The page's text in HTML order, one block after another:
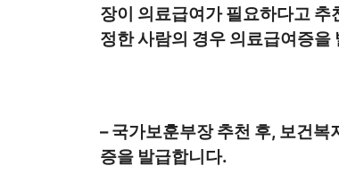
장이 의료급여가 필요하다고
정한 사람의 경우 의료급여증을
– 국가보훈부장 추천 후, 보건
증을 발급합니다.